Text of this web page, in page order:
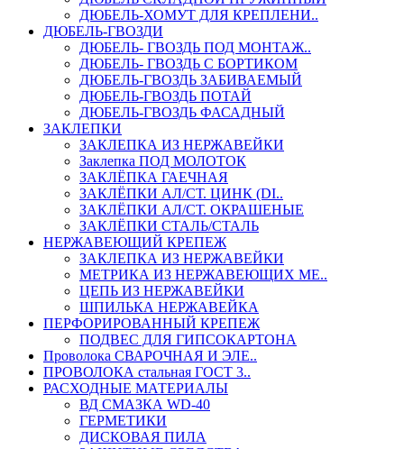
ДЮБЕЛЬ-ХОМУТ ДЛЯ КРЕПЛЕНИ..
ДЮБЕЛЬ-ГВОЗДИ
ДЮБЕЛЬ- ГВОЗДЬ ПОД МОНТАЖ..
ДЮБЕЛЬ- ГВОЗДЬ С БОРТИКОМ
ДЮБЕЛЬ-ГВОЗДЬ ЗАБИВАЕМЫЙ
ДЮБЕЛЬ-ГВОЗДЬ ПОТАЙ
ДЮБЕЛЬ-ГВОЗДЬ ФАСАДНЫЙ
ЗАКЛЕПКИ
ЗАКЛЕПКА ИЗ НЕРЖАВЕЙКИ
Заклепка ПОД МОЛОТОК
ЗАКЛЁПКА ГАЕЧНАЯ
ЗАКЛЁПКИ АЛ/СТ. ЦИНК (DI..
ЗАКЛЁПКИ АЛ/СТ. ОКРАШЕНЫЕ
ЗАКЛЁПКИ СТАЛЬ/СТАЛЬ
НЕРЖАВЕЮЩИЙ КРЕПЕЖ
ЗАКЛЕПКА ИЗ НЕРЖАВЕЙКИ
МЕТРИКА ИЗ НЕРЖАВЕЮЩИХ МЕ..
ЦЕПЬ ИЗ НЕРЖАВЕЙКИ
ШПИЛЬКА НЕРЖАВЕЙКА
ПЕРФОРИРОВАННЫЙ КРЕПЕЖ
ПОДВЕС ДЛЯ ГИПСОКАРТОНА
Проволока СВАРОЧНАЯ И ЭЛЕ..
ПРОВОЛОКА стальная ГОСТ 3..
РАСХОДНЫЕ МАТЕРИАЛЫ
ВД СМАЗКА WD-40
ГЕРМЕТИКИ
ДИСКОВАЯ ПИЛА